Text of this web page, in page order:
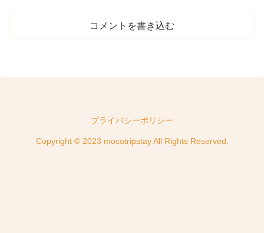
コメントを書き込む
プライバシーポリシー
Copyright © 2023 mocotripstay All Rights Reserved.